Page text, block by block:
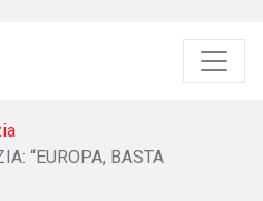
“EUROPA, BASTA